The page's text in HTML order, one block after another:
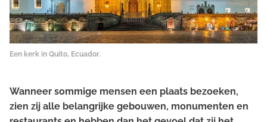
Een kerk in Quito, Ecuador.
Wanneer sommige mensen een plaats bezoeken,
zien zij alle belangrijke gebouwen, monumenten en